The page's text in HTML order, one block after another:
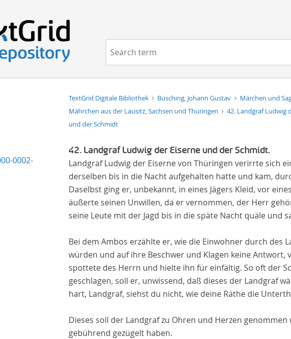
Navigation
0002-
TextGrid Digitale Bibliothek Büsching, Johann Gustav Märchen und
Mährchen aus der Lausitz, Sachsen und Thüringen
42. Landgraf Ludwig
und der Schmidt
42. Landgraf Ludwig der Eiserne und der Schmidt.
Landgraf Ludwig der Eiserne von Thüringen verirrte sich
derselben bis in die Nacht aufgehalten hatte und kam,
Daselbst ging er, unbekannt, in eines Jägers Kleid, vor
äußerte seinen Unwillen, da er vernommen, der Herr
seine Leute mit der Jagd bis in die späte Nacht quäle und
Bei dem Ambos erzählte er, wie die Einwohner durch des
würden und auf ihre Beschwer und Klagen keine
spottete des Herrn und hielte ihn für einfältig. So oft der
geschlagen, soll er, unwissend, daß dieses der Landgraf
hart, Landgraf, siehst du nicht, wie deine Räthe die
Dieses soll der Landgraf zu Ohren und Herzen
gebührend gezügelt haben.